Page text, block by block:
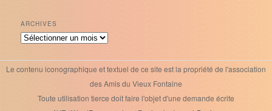
ARCHIVES
Archives
Le contenu iconographique et textuel de ce site est la propriété de l'association
des Amis du Vieux Fontaine
Toute utilisation tierce doit faire l'objet d'une demande écrite